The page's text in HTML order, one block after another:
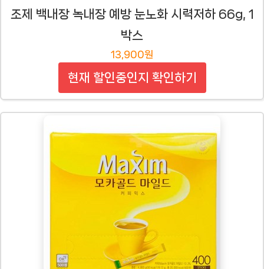
조제 백내장 녹내장 예방 눈노화 시력저하 66g, 1
박스
13,900원
현재 할인중인지 확인하기